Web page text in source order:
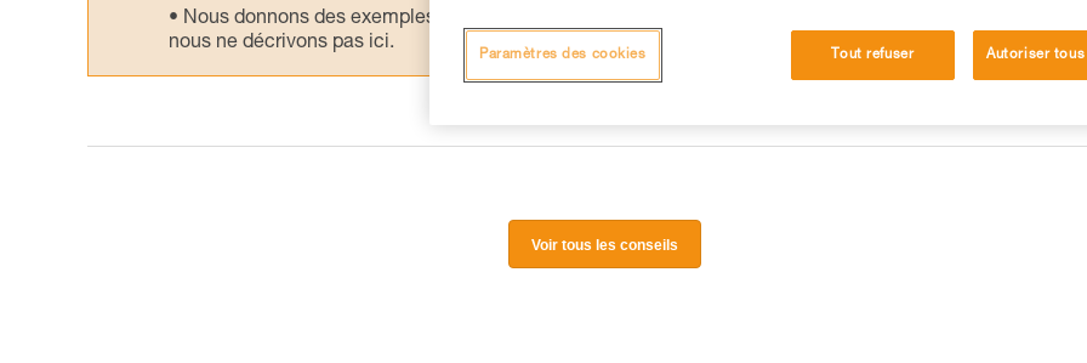
Nous donnons des exemples de techniques liées à votre activité. Il peut en exister d’autres que
nous ne décrivons pas ici.
Voir tous les conseils
Tout refuser Autoriser
Paramètres des cookies